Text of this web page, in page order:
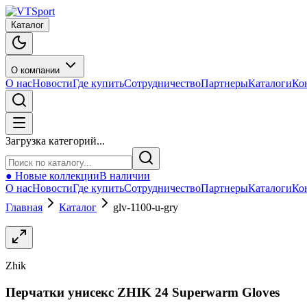
Каталог
О компании
О насНовостиГде купитьСотрудничествоПартнерыКаталоги
Загрузка категорий...
● Новые коллекцииВ наличии
О насНовостиГде купитьСотрудничествоПартнерыКаталоги
Главная
Каталог glv-1100-u-gry
Zhik
Перчатки унисекс ZHIK 24 Superwarm Gloves